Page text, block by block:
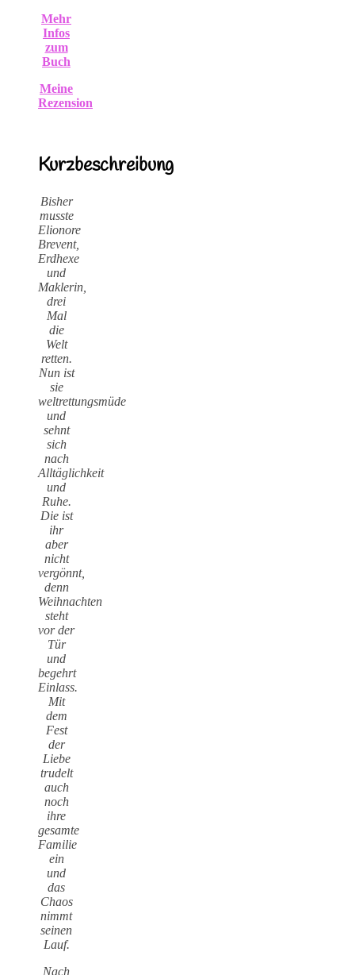
Mehr
Infos
zum
Buch
Meine
Rezension
Kurzbeschreibung
Bisher
musste
Elionore
Brevent,
Erdhexe
und
Maklerin,
drei
Mal
die
Welt
retten.
Nun ist
sie
weltrettungsmüde
und
sehnt
sich
nach
Alltäglichkeit
und
Ruhe.
Die ist
ihr
aber
nicht
vergönnt,
denn
Weihnachten
steht
vor der
Tür
und
begehrt
Einlass.
Mit
dem
Fest
der
Liebe
trudelt
auch
noch
ihre
gesamte
Familie
ein
und
das
Chaos
nimmt
seinen
Lauf.
Nach